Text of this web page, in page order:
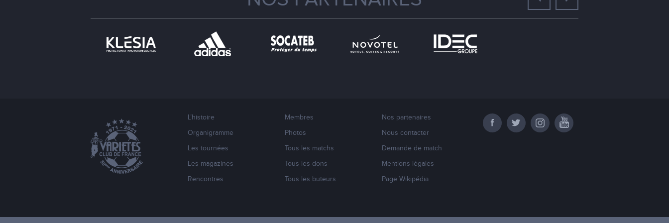
L’histoire
Organigramme
Les tournées
Les magazines
Rencontres
Membres
Photos
Tous les matchs
Tous les dons
Tous les buteurs
Nos partenaires
Nous contacter
Demande de match
Mentions légales
Page Wikipédia